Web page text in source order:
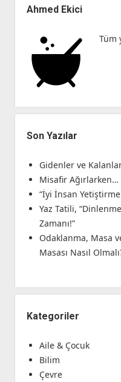
Menü
Ahmed Ekici
Tüm
Son Yazılar
Gidenler ve
Misafir Ağırlarken…
“İyi İnsan Yetiştirme
Yaz Tatili,
Zamanı!”
Odaklanma, Masa
Masası Nasıl
Kategoriler
Aile & Çocuk
Bilim
Çevre